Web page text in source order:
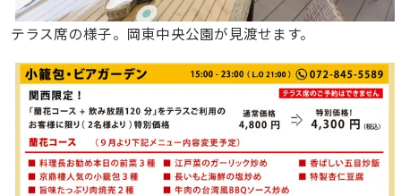
テラス席の様子。岡東中央公園が見渡せます。